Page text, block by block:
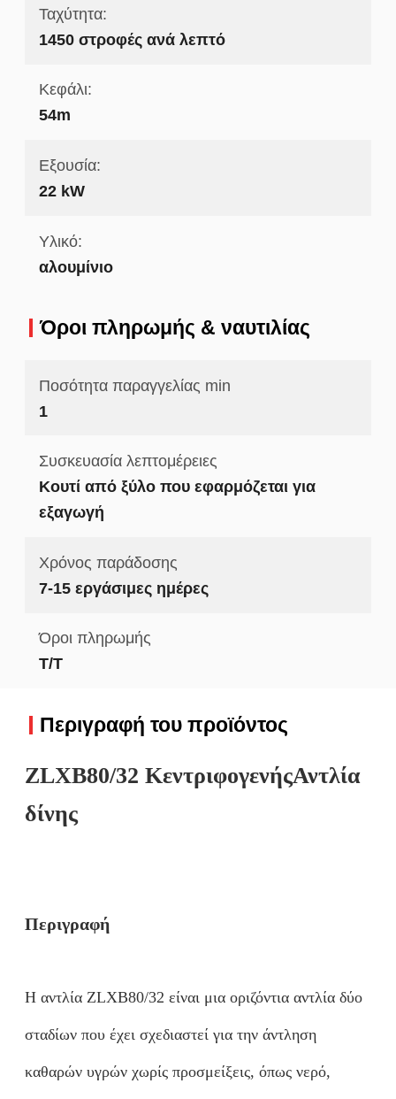
Ταχύτητα:
1450 στροφές ανά λεπτό
Κεφάλι:
54m
Εξουσία:
22 kW
Υλικό:
αλουμίνιο
Όροι πληρωμής & ναυτιλίας
Ποσότητα παραγγελίας min
1
Συσκευασία λεπτομέρειες
Κουτί από ξύλο που εφαρμόζεται για
εξαγωγή
Χρόνος παράδοσης
7-15 εργάσιμες ημέρες
Όροι πληρωμής
Τ/Τ
Περιγραφή του προϊόντος
ZLXB80/32 ΚεντριφογενήςΑντλία
δίνης
Περιγραφή
Η αντλία ZLXB80/32 είναι μια οριζόντια αντλία δύο
σταδίων που έχει σχεδιαστεί για την άντληση
καθαρών υγρών χωρίς προσμείξεις, όπως νερό,